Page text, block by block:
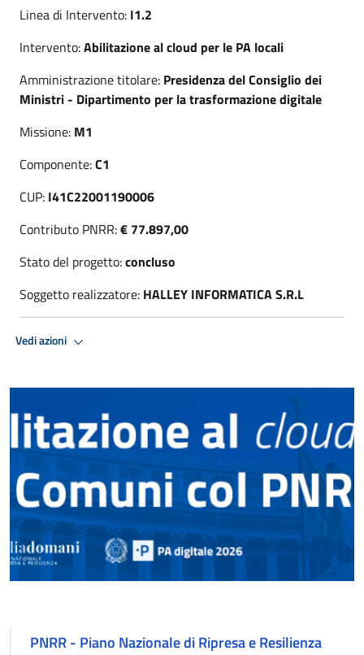
Linea di Intervento: I1.2
Intervento:Abilitazione al cloud per le PA locali
Amministrazione titolare: Presidenza del Consiglio dei
Ministri - Dipartimento per la trasformazione digitale
Missione: M1
Componente:C1
CUP: I41C22001190006
Contributo PNRR:€ 77.897,00
Stato del progetto:concluso
Soggetto realizzatore: HALLEY INFORMATICA S.R.L
Vedi azioni
PNRR - Piano Nazionale di Ripresa e Resilienza